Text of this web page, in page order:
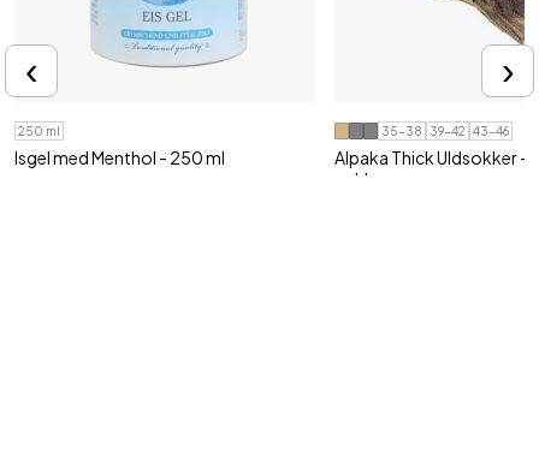
250 ml
Isgel med Menthol - 250 ml
35-38 39-42 43-46
Alpaka Thick Uldsokker -
pakken
‹ ›